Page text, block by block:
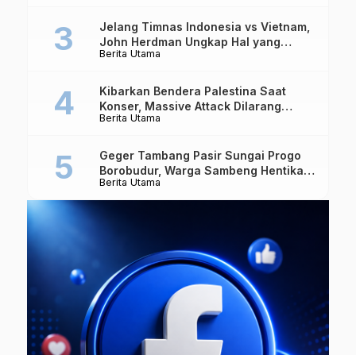
Berita Utama
Jelang Timnas Indonesia vs Vietnam,
John Herdman Ungkap Hal yang
Dipertaruhkan
Berita Utama
Kibarkan Bendera Palestina Saat
Konser, Massive Attack Dilarang
Masuk Singapura Lagi
Berita Utama
Geger Tambang Pasir Sungai Progo
Borobudur, Warga Sambeng Hentikan
Alat Berat dan Usir Truk